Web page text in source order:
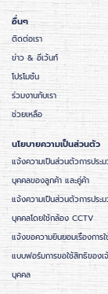
อื่นๆ
ติดต่อเรา
ข่าว & อีเว้นท์
โปรโมชั่น
ร่วมงานกับเรา
ช่วยเหลือ
นโยบายความเป็นส่วนตัว
แจ้งความเป็นส่วนตัวการประ
บุคคลของลูกค้า และคู่ค้า
แจ้งความเป็นส่วนตัวการประ
บุคคลโดยใช้กล้อง CCTV
แจ้งขอความยินยอมเรื่องการ
แบบฟอร์มการขอใช้สิทธิของ
บุคคล